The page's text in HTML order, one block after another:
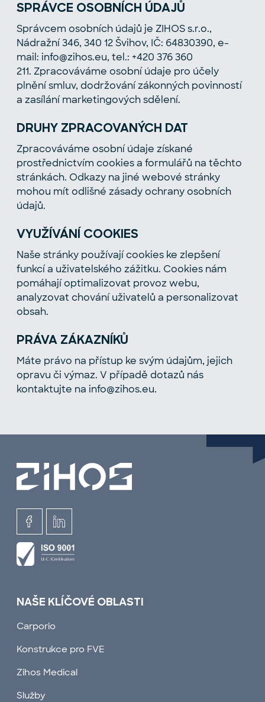
SPRÁVCE OSOBNÍCH ÚDAJŮ
Správcem osobních údajů je ZIHOS s.r.o.,
Nádražní 346, 340 12 Švihov, IČ: 64830390, e-
mail: info@zihos.eu, tel.: +420 376 360
211. Zpracováváme osobní údaje pro účely
plnění smluv, dodržování zákonných povinností
a zasílání marketingových sdělení.
DRUHY ZPRACOVANÝCH DAT
Zpracováváme osobní údaje získané
prostřednictvím cookies a formulářů na těchto
stránkách. Odkazy na jiné webové stránky
mohou mít odlišné zásady ochrany osobních
údajů.
VYUŽÍVÁNÍ COOKIES
Naše stránky používají cookies ke zlepšení
funkcí a uživatelského zážitku. Cookies nám
pomáhají optimalizovat provoz webu,
analyzovat chování uživatelů a personalizovat
obsah.
PRÁVA ZÁKAZNÍKŮ
Máte právo na přístup ke svým údajům, jejich
opravu či výmaz. V případě dotazů nás
kontaktujte na info@zihos.eu.
NAŠE KLÍČOVÉ OBLASTI
Carporio
Konstrukce pro FVE
Zihos Medical
Služby